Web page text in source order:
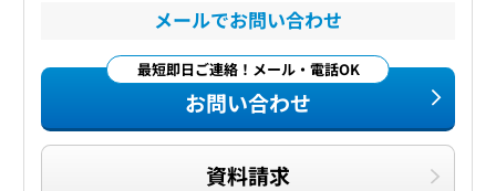
メールでお問い合わせ
最短即日ご連絡！メール・電話OK
お問い合わせ
資料請求